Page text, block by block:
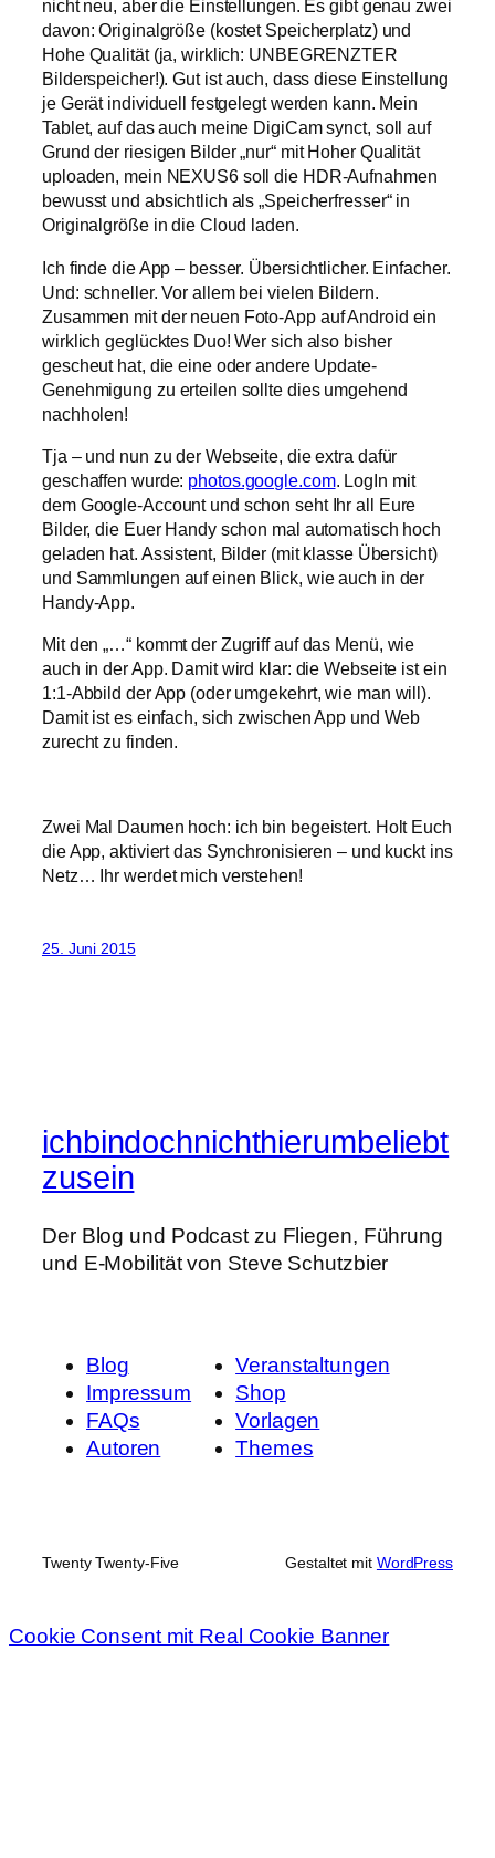
nicht neu, aber die Einstellungen. Es gibt genau zwei
davon: Originalgröße (kostet Speicherplatz) und
Hohe Qualität (ja, wirklich: UNBEGRENZTER
Bilderspeicher!). Gut ist auch, dass diese Einstellung
je Gerät individuell festgelegt werden kann. Mein
Tablet, auf das auch meine DigiCam synct, soll auf
Grund der riesigen Bilder „nur“ mit Hoher Qualität
uploaden, mein NEXUS6 soll die HDR-Aufnahmen
bewusst und absichtlich als „Speicherfresser“ in
Originalgröße in die Cloud laden.
Ich finde die App – besser. Übersichtlicher. Einfacher.
Und: schneller. Vor allem bei vielen Bildern.
Zusammen mit der neuen Foto-App auf Android ein
wirklich geglücktes Duo! Wer sich also bisher
gescheut hat, die eine oder andere Update-
Genehmigung zu erteilen sollte dies umgehend
nachholen!
Tja – und nun zu der Webseite, die extra dafür
geschaffen wurde: photos.google.com. LogIn mit
dem Google-Account und schon seht Ihr all Eure
Bilder, die Euer Handy schon mal automatisch hoch
geladen hat. Assistent, Bilder (mit klasse Übersicht)
und Sammlungen auf einen Blick, wie auch in der
Handy-App.
Mit den „…“ kommt der Zugriff auf das Menü, wie
auch in der App. Damit wird klar: die Webseite ist ein
1:1-Abbild der App (oder umgekehrt, wie man will).
Damit ist es einfach, sich zwischen App und Web
zurecht zu finden.
Zwei Mal Daumen hoch: ich bin begeistert. Holt Euch
die App, aktiviert das Synchronisieren – und kuckt ins
Netz… Ihr werdet mich verstehen!
25. Juni 2015
ichbindochnichthierumbeliebt
zusein
Der Blog und Podcast zu Fliegen, Führung
und E-Mobilität von Steve Schutzbier
Blog
Impressum
FAQs
Autoren
Veranstaltungen
Shop
Vorlagen
Themes
Twenty Twenty-Five Gestaltet mit WordPress
Cookie Consent mit Real Cookie Banner